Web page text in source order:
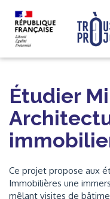
Étudier
Ce projet propose aux
Immobilières une
mêlant visites de